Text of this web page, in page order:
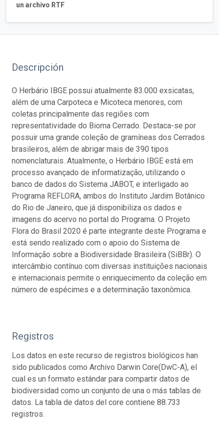
un archivo RTF
Descripción
O Herbário IBGE possui atualmente 83.000 exsicatas,
além de uma Carpoteca e Micoteca menores, com
coletas principalmente das regiões com
representatividade do Bioma Cerrado. Destaca-se por
possuir uma grande coleção de gramíneas dos Cerrados
brasileiros, além de abrigar mais de 390 tipos
nomenclaturais. Atualmente, o Herbário IBGE está em
processo avançado de informatização, utilizando o
banco de dados do Sistema JABOT, e interligado ao
Programa REFLORA, ambos do Instituto Jardim Botânico
do Rio de Janeiro, que já disponibiliza os dados e
imagens do acervo no portal do Programa. O Projeto
Flora do Brasil 2020 é parte integrante deste Programa e
está sendo realizado com o apoio do Sistema de
Informação sobre a Biodiversidade Brasileira (SiBBr). O
intercâmbio contínuo com diversas instituições nacionais
e internacionais permite o enriquecimento da coleção em
número de espécimes e a determinação taxonômica.
Registros
Los datos en este recurso de registros biológicos han
sido publicados como Archivo Darwin Core(DwC-A), el
cual es un formato estándar para compartir datos de
biodiversidad como un conjunto de una o más tablas de
datos. La tabla de datos del core contiene 88.733
registros.